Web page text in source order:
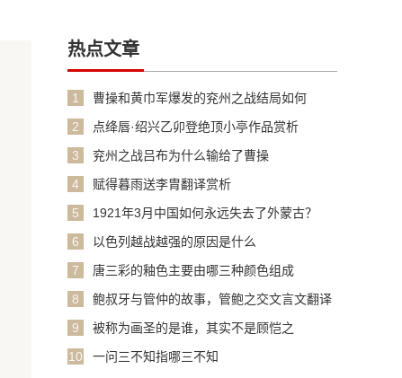
热点文章
1
曹操和黄巾军爆发的兖州之战结局如何
2
点绛唇·绍兴乙卯登绝顶小亭作品赏析
3
兖州之战吕布为什么输给了曹操
4
赋得暮雨送李胄翻译赏析
5
1921年3月中国如何永远失去了外蒙古？
6
以色列越战越强的原因是什么
7
唐三彩的釉色主要由哪三种颜色组成
8
鲍叔牙与管仲的故事，管鲍之交文言文翻译
9
被称为画圣的是谁，其实不是顾恺之
10
一问三不知指哪三不知